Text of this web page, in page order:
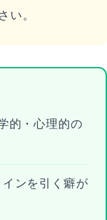
い。
的・心理的の
ンを引く癖が